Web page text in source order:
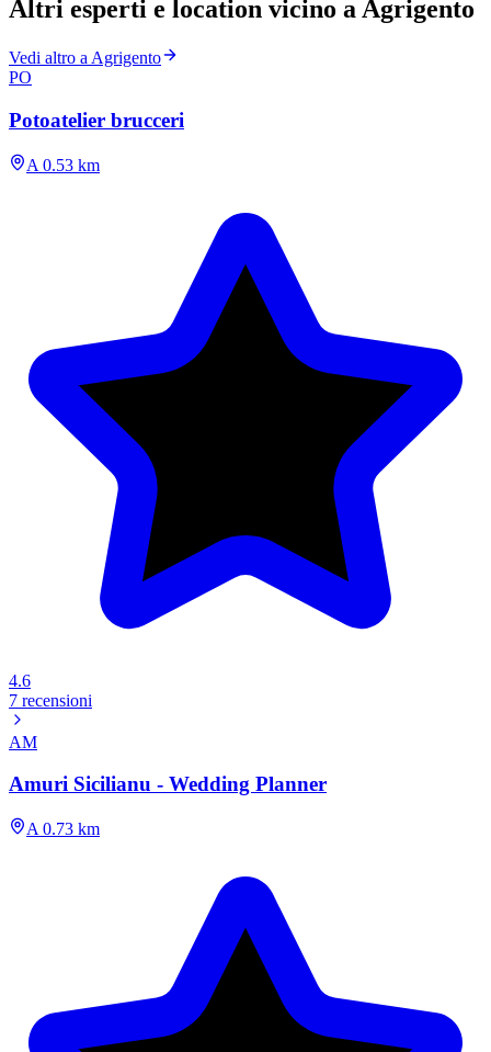
Altri esperti e location vicino a Agrigento
Vedi altro a Agrigento
PO
Potoatelier brucceri
A 0.53 km
4.6
7 recensioni
AM
Amuri Sicilianu - Wedding Planner
A 0.73 km